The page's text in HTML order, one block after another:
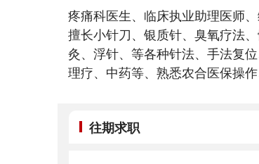
疼痛科医生、临床执业助理医师
擅长小针刀、银质针、臭氧疗法
灸、浮针、等各种针法、手法复
理疗、中药等、熟悉农合医保操作
往期求职